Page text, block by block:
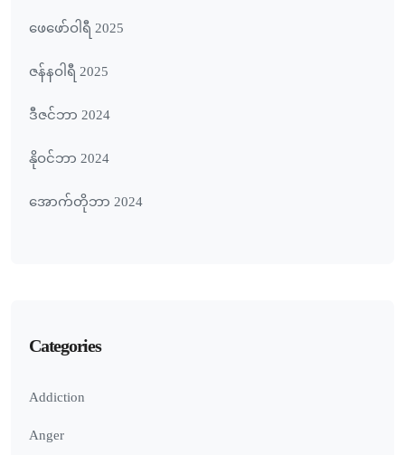
ဖေ‌ဖော်ဝါရီ 2025
ဇန်နဝါရီ 2025
ဒီဇင်ဘာ 2024
နိုဝင်ဘာ 2024
အောက်တိုဘာ 2024
Categories
Addiction
Anger